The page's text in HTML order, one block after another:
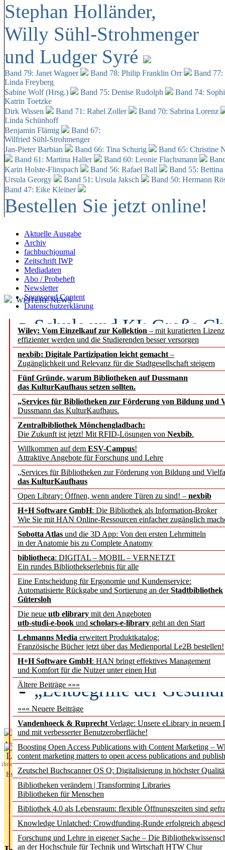
Stephan Holländer,
Willy Sühl-Strohmenger
und Ludger Syré
Band 79: Janet Wagner Band 78: Philip Franklin Orr
Band
Linda Freyberg
Sabine Wolf (Hrsg.)
Band 75: Denise Rudolph
Band 74:
Katrin Toetzke
Dirk Wissen
Band 71: Rahel Zoller
Band 70: Sabrina Lorenz
Linda Schünhoff
Benjamin Flämig
Band 67:
Wilfried Sühl-Strohmenger
Jan-Pieter Barbian
Band 66: Tina Schurig
Band 65: Christine
Band 61: Martina Haller
Band 60: Leonie Flachsmann
Karin Holste-Flinspach
Band 56: Rafael Ball
Band 55:
Ursula Georgy
Band 51: Ursula Jaksch Band 50: Hermann
Band 47: Eike Kleiner
Bestellen Sie jetzt online!
Aktuelle Ausgabe
Archiv
fachbuchjournal
Zeitschrift IWP
Mediadaten
Abo / Probeheft
Newsletter
Sponsored Content
Datenschutzerklärung
Wiley: Vom Einzelkauf zur Kollektion – mit kuratierten
effizienter werden und die Studierenden besser versorgen
nexbib: Digitale Partizipation leicht gemacht –
Zugänglichkeit und Relevanz für die Stadtgesellschaft steigern
Fünf Gründe, warum Bibliotheken auf Dussmann
das KulturKaufhaus setzen sollten.
„Services für Bibliotheken zur Förderung von Bildung und
Dussmann das KulturKaufhaus.
Zentralbibliothek Mönchengladbach:
Die Zukunft ist jetzt! Mit RFID-Lösungen von Nexbib.
Willkommen auf dem ESV-Campus!
Attraktive Angebote für Forschung und Lehre
„Services für Bibliotheken zur Förderung von Bildung und
das KulturKaufhaus
Open Library: Öffnen, wenn andere Türen zu sind! – nexbib
H+H Software GmbH: Die Bibliothek als Information-Broker
Wie Sie mit HAN Online-Ressourcen einfacher zugänglich
Sobotta Atlas und die 3D App: Von den ersten Lehrmitteln
in der Anatomie bis zu Complete Anatomy
bibliotheca: DIGITAL – MOBIL – VERNETZT
Ein rundes Bibliothekserlebnis für alle
Eine Entscheidung für Ergonomie und Kundenservice:
Automatisierte Rückgabe und Sortierung an derStadtbibliothek
Gütersloh
Die neue utb elibrary mit den Angeboten
utb-studi-e-book und scholars-e-library geht an den Start
Lehmanns Media erweitert Produktkatalog:
Französische Bücher jetzt über das Medienportal Le2B bestellen!
H+H Software GmbH: HAN bringt effektives Management
und Komfort für die Nutzer unter einen Hut
Ältere Beiträge »»»
««« Neuere Beiträge
Vandenhoeck & Ruprecht Verlage: Unsere eLibrary in neuem
und mit verbesserter Benutzeroberfläche!
Boosting Open Access Publications with Content Marketing –
content marketing matters to open access publications and
Zeutschel Buchscanner OS Q: Digitalisierung in höchster
Bibliotheken verändern | Transforming Libraries
Bibliotheken für Menschen
Bibliothek 4.0 als Lebensraum: flexible Öffnungszeiten sind
Knowledge Unlatched: Crowdfunding-Runde erfolgreich
Forschung und Lehre in eigener Sache – Die
an der Hochschule für Technik und Wirtschaft HTW Chur
WEITERE NEWS
Schule und KI: Große
Voraussetzungen
Erfolgreiches erstes
Segment Research –
angepasst
konstruktiv!
Mohr Siebeck
und die Zeitschrift für
Francke Attempto
EBSCO Information
Recherchefunktionen in
Sorbisches Institut neu
Geschichte und
Künstliche Intelligenz
besser zu verstehen
„Leitbegriffe der
des BIÖG erscheinen
Aktuelles aus
L
ibrary
Essentials